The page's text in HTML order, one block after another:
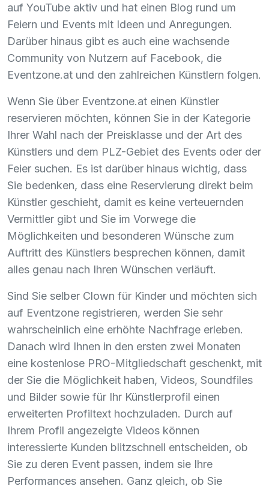
auf YouTube aktiv und hat einen Blog rund um
Feiern und Events mit Ideen und Anregungen.
Darüber hinaus gibt es auch eine wachsende
Community von Nutzern auf Facebook, die
Eventzone.at und den zahlreichen Künstlern folgen.
Wenn Sie über Eventzone.at einen Künstler
reservieren möchten, können Sie in der Kategorie
Ihrer Wahl nach der Preisklasse und der Art des
Künstlers und dem PLZ-Gebiet des Events oder der
Feier suchen. Es ist darüber hinaus wichtig, dass
Sie bedenken, dass eine Reservierung direkt beim
Künstler geschieht, damit es keine verteuernden
Vermittler gibt und Sie im Vorwege die
Möglichkeiten und besonderen Wünsche zum
Auftritt des Künstlers besprechen können, damit
alles genau nach Ihren Wünschen verläuft.
Sind Sie selber Clown für Kinder und möchten sich
auf Eventzone registrieren, werden Sie sehr
wahrscheinlich eine erhöhte Nachfrage erleben.
Danach wird Ihnen in den ersten zwei Monaten
eine kostenlose PRO-Mitgliedschaft geschenkt, mit
der Sie die Möglichkeit haben, Videos, Soundfiles
und Bilder sowie für Ihr Künstlerprofil einen
erweiterten Profiltext hochzuladen. Durch auf
Ihrem Profil angezeigte Videos können
interessierte Kunden blitzschnell entscheiden, ob
Sie zu deren Event passen, indem sie Ihre
Performances ansehen. Ganz gleich, ob Sie